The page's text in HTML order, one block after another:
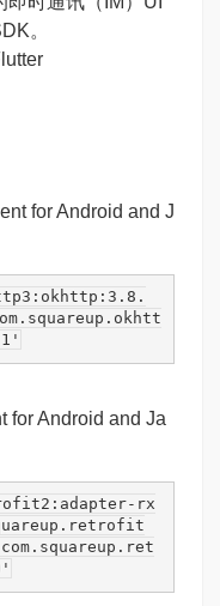
。
for Android and J
for Android and Ja
rx